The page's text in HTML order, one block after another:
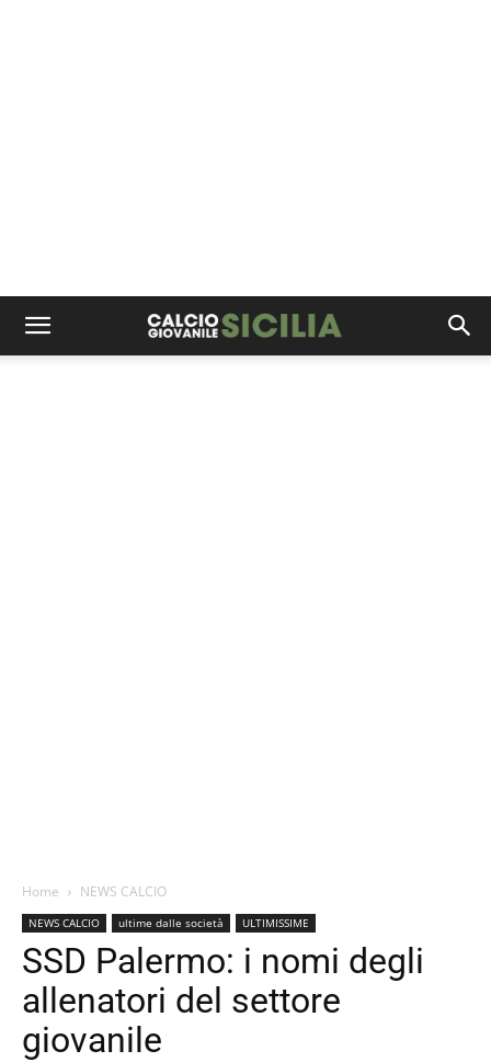
Home NEWS CALCIO
NEWS CALCIO ultime dalle società ULTIMISSIME
SSD Palermo: i nomi degli
allenatori del settore
giovanile